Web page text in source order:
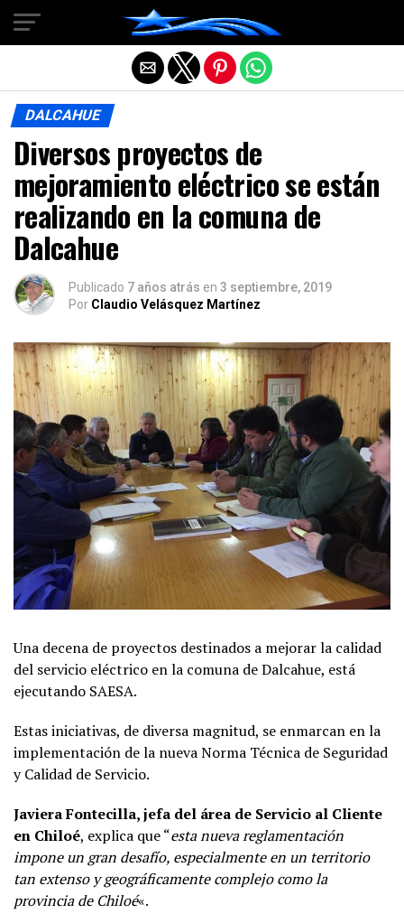
DALCAHUE
Diversos proyectos de
mejoramiento eléctrico se están
realizando en la comuna de
Dalcahue
Publicado 7 años atrás en 3 septiembre, 2019
Por Claudio Velásquez Martínez
Una decena de proyectos destinados a mejorar la calidad
del servicio eléctrico en la comuna de Dalcahue, está
ejecutando SAESA.
Estas iniciativas, de diversa magnitud, se enmarcan en la
implementación de la nueva Norma Técnica de Seguridad
y Calidad de Servicio.
Javiera Fontecilla, jefa del área de Servicio al Cliente
en Chiloé, explica que “esta nueva reglamentación
impone un gran desafío, especialmente en un territorio
tan extenso y geográficamente complejo como la
provincia de Chiloé«.
Salir de la versión móvil